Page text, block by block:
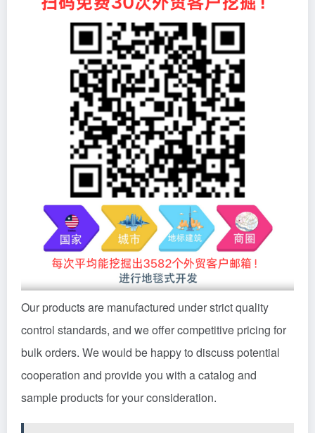
Our products are manufactured under strict quality
control standards, and we offer competitive pricing for
bulk orders. We would be happy to discuss potential
cooperation and provide you with a catalog and
sample products for your consideration.